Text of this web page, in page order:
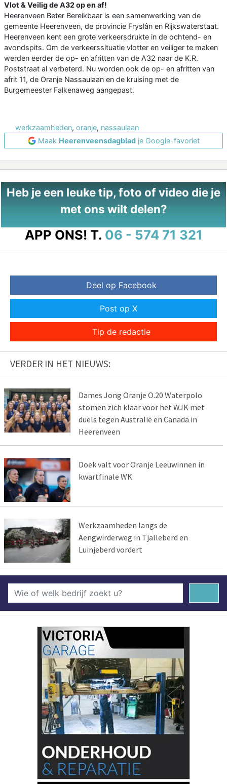
Vlot & Veilig de A32 op en af!
Heerenveen Beter Bereikbaar is een samenwerking van de
gemeente Heerenveen, de provincie Fryslân en Rijkswaterstaat.
Heerenveen kent een grote verkeersdrukte in de ochtend- en
avondspits. Om de verkeerssituatie vlotter en veiliger te maken
werden eerder de op- en afritten van de A32 naar de K.R.
Poststraat al verbeterd. Nu worden ook de op- en afritten van
afrit 11, de Oranje Nassaulaan en de kruising met de
Burgemeester Falkenaweg aangepast.
werkzaamheden, oranje, nassaulaan
Maak Heerenveensdagbladje Google-favoriet
Heb je een leuke tip, foto of video die je
met ons wilt delen?
APP ONS! T. 06 - 574 71 321
Deel op Facebook
Post op X
Tip de redactie
VERDER IN HET NIEUWS:
Dames Jong Oranje O.20 Waterpolo
stomen zich klaar voor het WJK met
duels tegen Australië en Canada in
Heerenveen
Doek valt voor Oranje Leeuwinnen in
kwartfinale WK
Werkzaamheden langs de
Aengwirderweg in Tjalleberd en
Luinjeberd vordert